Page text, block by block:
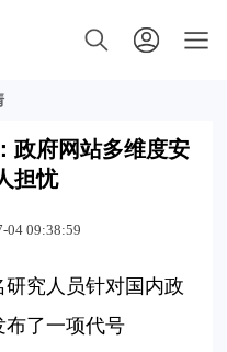
政府网站多维度安
担忧
04 09:38:59
研究人员针对国内政
布了一项代号